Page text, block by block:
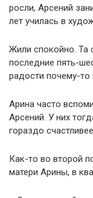
росли, Арсений
лет училась в
Жили спокойно. Та
последние пять-
радости почему-то
Арина часто
Арсений. У них
гораздо
Как-то во второй
матери Арины, в